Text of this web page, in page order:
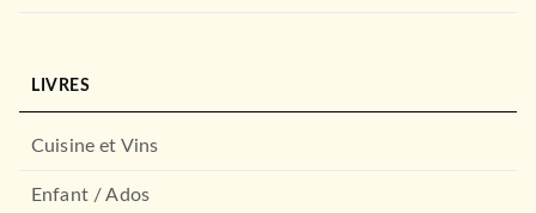
LIVRES
Cuisine et Vins
Enfant / Ados